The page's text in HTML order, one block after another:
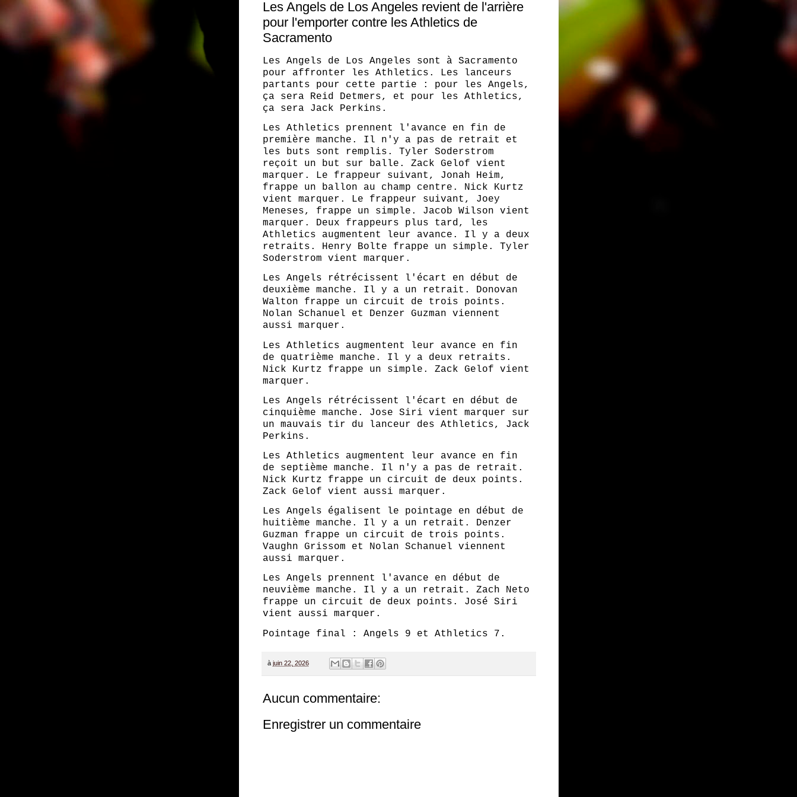
Les Angels de Los Angeles revient de l'arrière
pour l'emporter contre les Athletics de
Sacramento
Les Angels de Los Angeles sont à Sacramento
pour affronter les Athletics. Les lanceurs
partants pour cette partie : pour les Angels,
ça sera Reid Detmers, et pour les Athletics,
ça sera Jack Perkins.
Les Athletics prennent l'avance en fin de
première manche. Il n'y a pas de retrait et
les buts sont remplis. Tyler Soderstrom
reçoit un but sur balle. Zack Gelof vient
marquer. Le frappeur suivant, Jonah Heim,
frappe un ballon au champ centre. Nick Kurtz
vient marquer. Le frappeur suivant, Joey
Meneses, frappe un simple. Jacob Wilson vient
marquer. Deux frappeurs plus tard, les
Athletics augmentent leur avance. Il y a deux
retraits. Henry Bolte frappe un simple. Tyler
Soderstrom vient marquer.
Les Angels rétrécissent l'écart en début de
deuxième manche. Il y a un retrait. Donovan
Walton frappe un circuit de trois points.
Nolan Schanuel et Denzer Guzman viennent
aussi marquer.
Les Athletics augmentent leur avance en fin
de quatrième manche. Il y a deux retraits.
Nick Kurtz frappe un simple. Zack Gelof vient
marquer.
Les Angels rétrécissent l'écart en début de
cinquième manche. Jose Siri vient marquer sur
un mauvais tir du lanceur des Athletics, Jack
Perkins.
Les Athletics augmentent leur avance en fin
de septième manche. Il n'y a pas de retrait.
Nick Kurtz frappe un circuit de deux points.
Zack Gelof vient aussi marquer.
Les Angels égalisent le pointage en début de
huitième manche. Il y a un retrait. Denzer
Guzman frappe un circuit de trois points.
Vaughn Grissom et Nolan Schanuel viennent
aussi marquer.
Les Angels prennent l'avance en début de
neuvième manche. Il y a un retrait. Zach Neto
frappe un circuit de deux points. José Siri
vient aussi marquer.
Pointage final : Angels 9 et Athletics 7.
à juin 22, 2026
Aucun commentaire:
Enregistrer un commentaire